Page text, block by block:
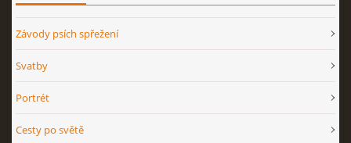
Závody psích spřežení
Svatby
Portrét
Cesty po světě